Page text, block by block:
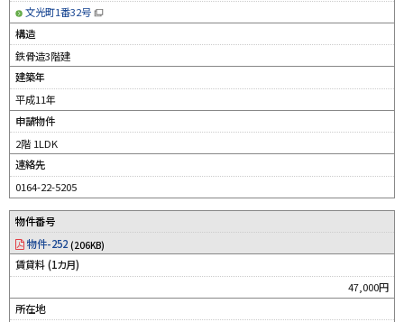
文光町1番32号
（
規
ン
ウ
開
ま
）
構造
鉄骨造3階建
建築年
平成11年
申請物件
2階 1LDK
連絡先
0164-22-5205
物件番号
物件-252 (206KB)
賃貸料 (1カ月)
47,000円
所在地